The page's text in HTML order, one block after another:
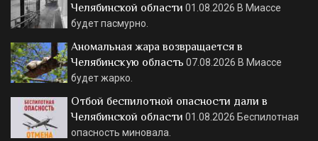
Челябинской области 01.08.2026 В Миассе
будет пасмурно.
Аномальная жара возвращается в
Челябинскую область 07.08.2026 В Миассе
будет жарко.
Отбой беспилотной опасности дали в
Челябинской области 01.08.2026 Беспилотная
опасность миновала.